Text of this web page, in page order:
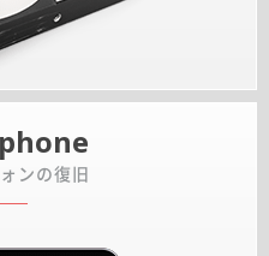
ンの復旧